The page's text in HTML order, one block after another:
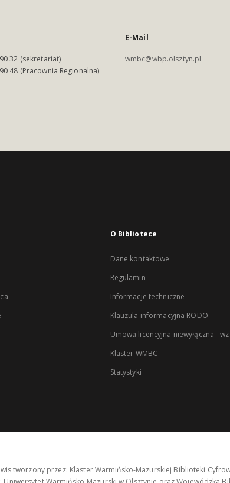
32 (sekretariat)
48 (Pracownia Regionalna)
E-Mail
wmbc@wbp.olsztyn.pl
O Bibliotece
Dane kontaktowe
Regulamin
Informacje techniczne
Klauzula informacyjna RODO
Umowa licencyjna niewyłączna -
Klaster WMBC
Statystyki
tworzony przez: Klaster Warmińsko-Mazurskiej Biblioteki